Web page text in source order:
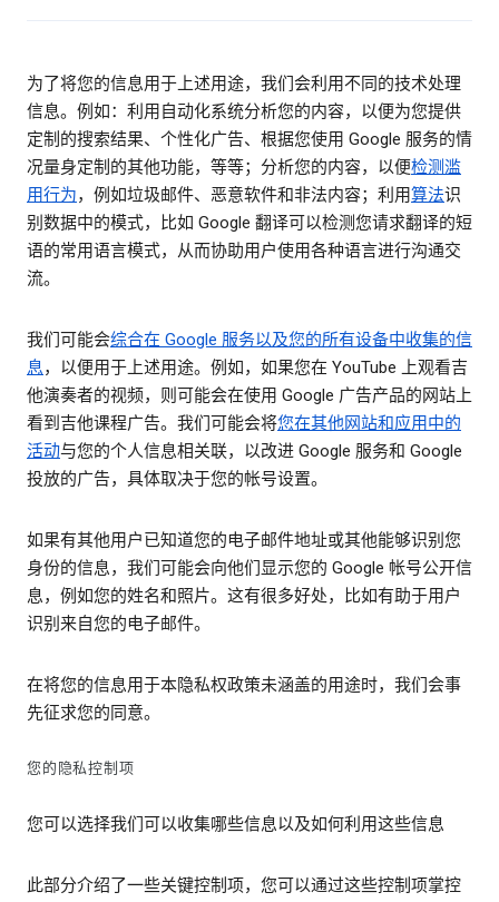
为了将您的信息用于上述用途，我们会利用不同的技术处理
信息。例如：利用自动化系统分析您的内容，以便为您提供
定制的搜索结果、个性化广告、根据您使用 Google 服务的情
况量身定制的其他功能，等等；分析您的内容，以便检测滥
用行为，例如垃圾邮件、恶意软件和非法内容；利用算法识
别数据中的模式，比如 Google 翻译可以检测您请求翻译的短
语的常用语言模式，从而协助用户使用各种语言进行沟通交
流。
我们可能会综合在 Google 服务以及您的所有设备中收集的信
息，以便用于上述用途。例如，如果您在 YouTube 上观看吉
他演奏者的视频，则可能会在使用 Google 广告产品的网站上
看到吉他课程广告。我们可能会将您在其他网站和应用中的
活动与您的个人信息相关联，以改进 Google 服务和 Google
投放的广告，具体取决于您的帐号设置。
如果有其他用户已知道您的电子邮件地址或其他能够识别您
身份的信息，我们可能会向他们显示您的 Google 帐号公开信
息，例如您的姓名和照片。这有很多好处，比如有助于用户
识别来自您的电子邮件。
在将您的信息用于本隐私权政策未涵盖的用途时，我们会事
先征求您的同意。
您的隐私控制项
您可以选择我们可以收集哪些信息以及如何利用这些信息
此部分介绍了一些关键控制项，您可以通过这些控制项掌控